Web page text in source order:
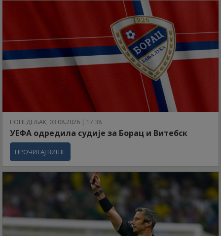
ПОНЕДЕЉАК, 03.08.2026 | 17:38
УЕФА одредила судије за Борац и Витебск
ПРОЧИТАЈ ВИШЕ